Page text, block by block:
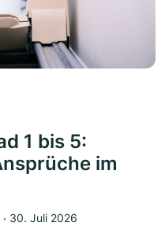
1 bis 5:
im
‧ 30. Juli 2026